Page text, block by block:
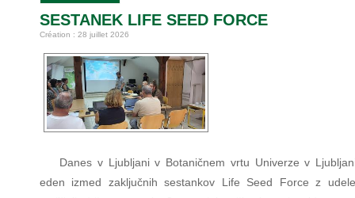
SESTANEK LIFE SEED FORCE
Création : 28 juillet 2026
Danes v Ljubljani v Botaničnem vrtu Univerze v
eden izmed zaključnih sestankov Life Seed Force z